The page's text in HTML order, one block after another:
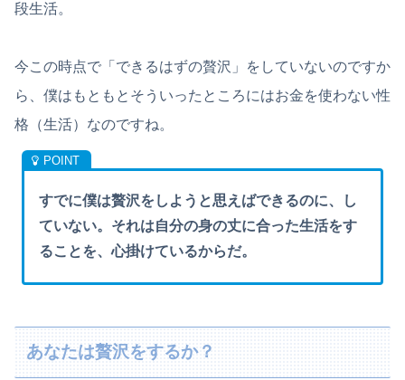
段生活。
今この時点で「できるはずの贅沢」をしていないのですか
ら、僕はもともとそういったところにはお金を使わない性
格（生活）なのですね。
すでに僕は贅沢をしようと思えばできるのに、し
ていない。それは自分の身の丈に合った生活をす
ることを、心掛けているからだ。
あなたは贅沢をするか？